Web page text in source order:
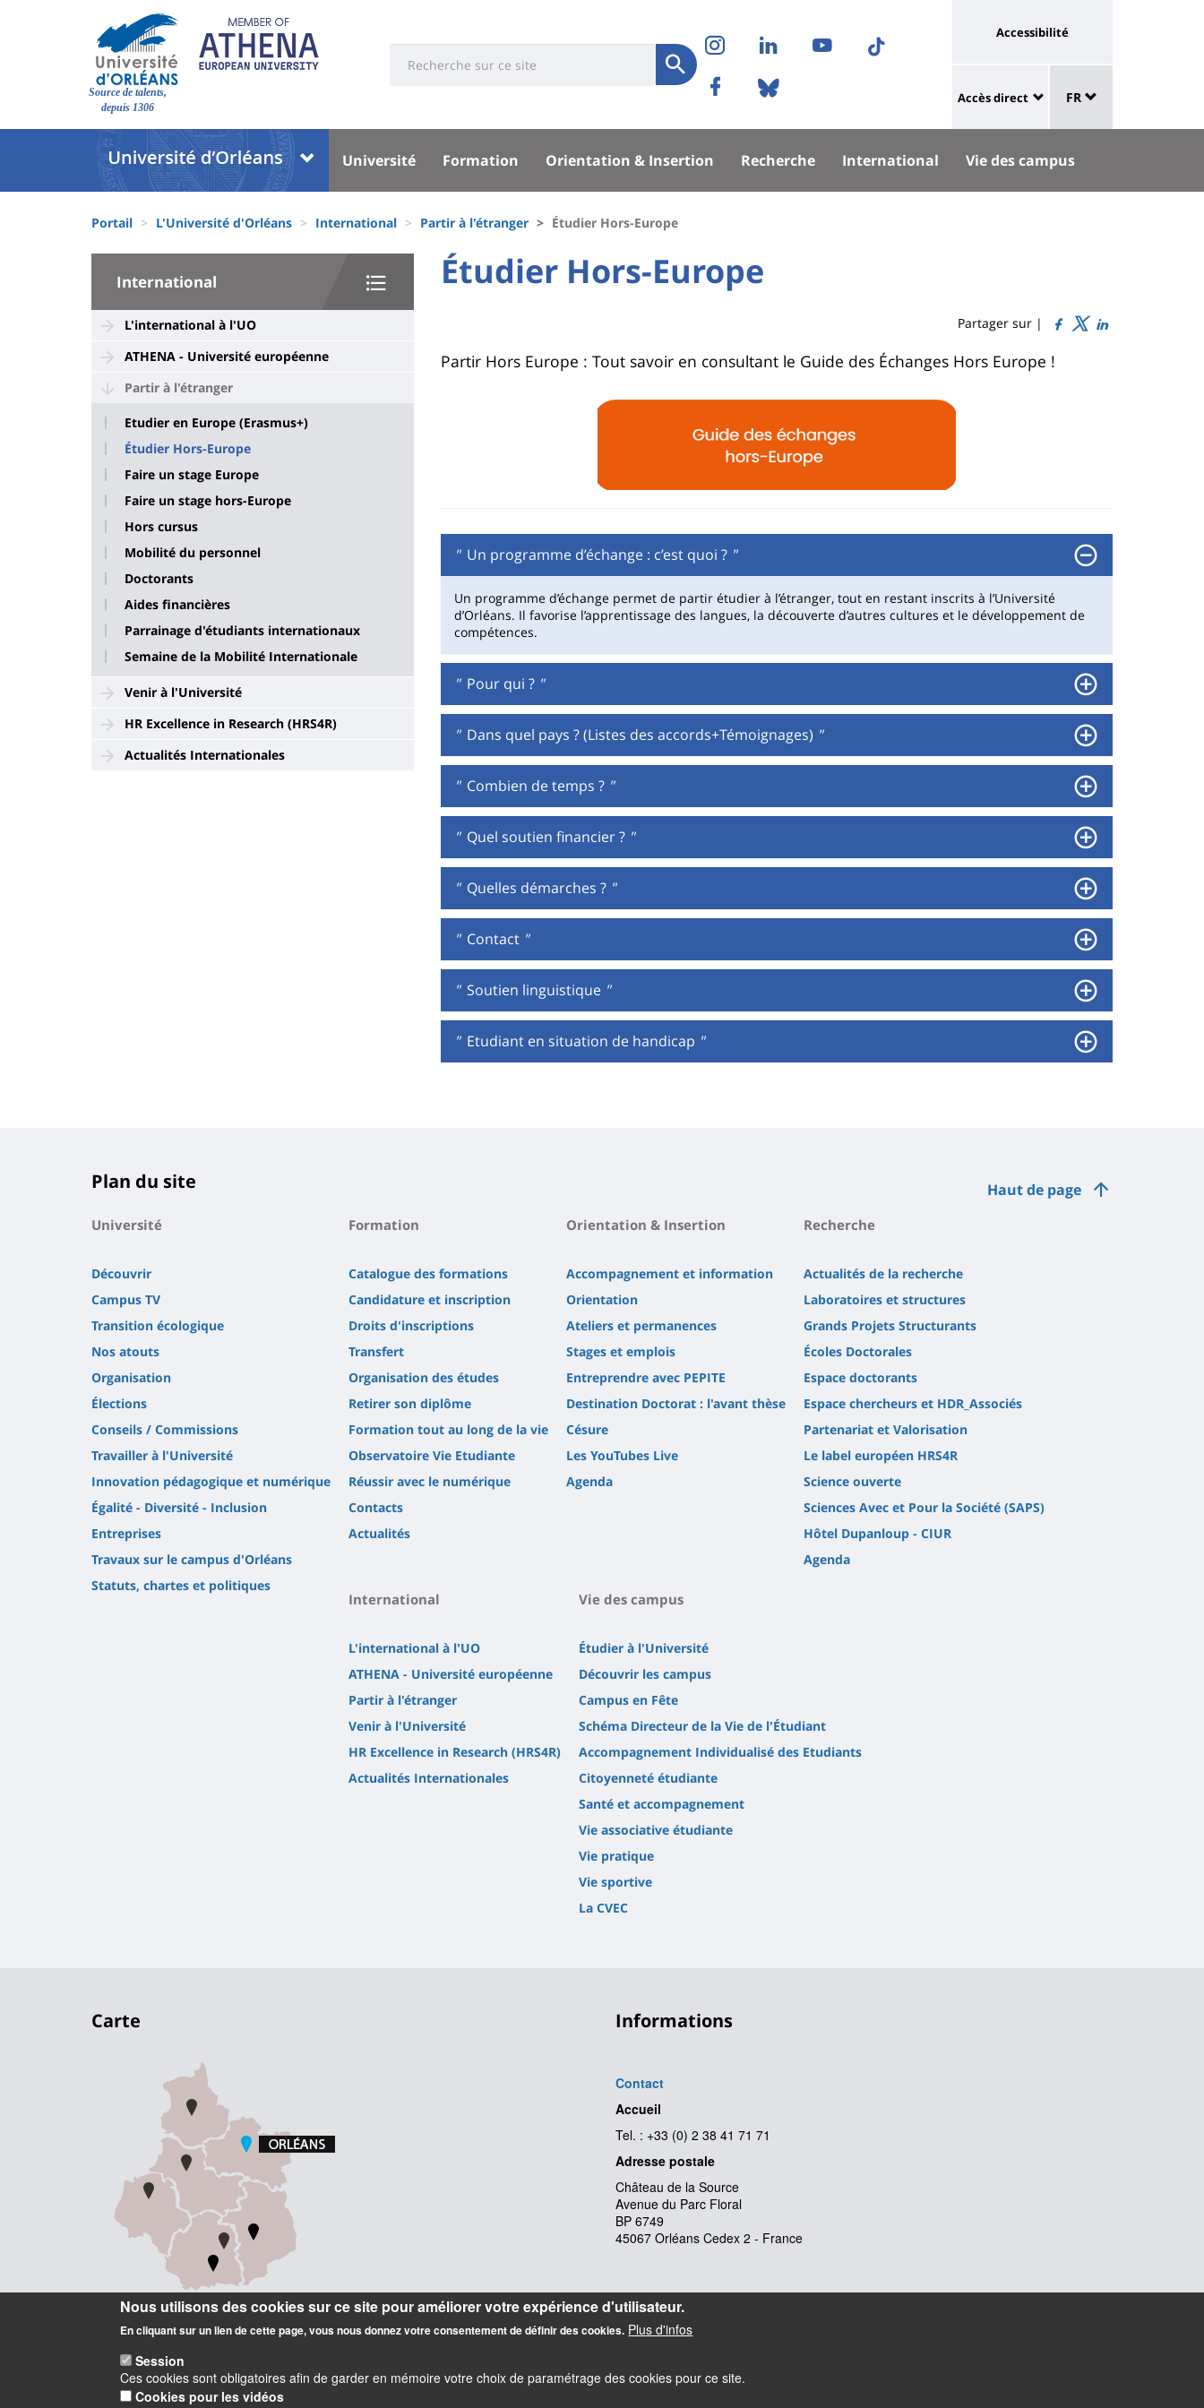
Site
Source de talents,
depuis 1306
Université
Soumettre
Réseaux
sociaux
Instagram
LinkedInYoutubeTikTok
FacebookBluesky
Université
lien
vers
page
accessibilité
Accessibilité
University
:
Shortcut
links
Accès direct de
langue
FR
Université
Block
liste
des
composantes
Menu
principal
Université Formation Orientation & Insertion Recherche International Vie des campus
d'Ariane
Portail L'Université d'Orléans International Partir à l'étranger Étudier Hors-Europe
University
Sidebar
International
L'international à l'UO
ATHENA - Université européenne
Partir à l'étranger
Etudier en Europe (Erasmus+)
Étudier Hors-Europe
Faire un stage Europe
Faire un stage hors-Europe
Hors cursus
Mobilité du personnel
Doctorants
Aides financières
Parrainage d'étudiants internationaux
Semaine de la Mobilité Internationale
Venir à l'Université
HR Excellence in Research (HRS4R)
Actualités Internationales
University
content
Titre
page
Étudier Hors-Europe
Partager sur |
Contenu
Partir Hors Europe : Tout savoir en consultant le Guide des Échanges Hors Europe !
" Un programme d’échange : c’est quoi ?"
Un programme d’échange permet de partir étudier à l’étranger, tout en restant inscrits à l’Université
d’Orléans. Il favorise l’apprentissage des langues, la découverte d’autres cultures et le développement de
compétences.
" Pour qui ?"
" Dans quel pays ? (Listes des accords+Témoignages) "
" Combien de temps ?"
" Quel soutien financier ?"
" Quelles démarches ?"
" Contact"
" Soutien linguistique"
" Etudiant en situation de handicap "
Haut de page
Plan du site
Université
Découvrir
Campus TV
Transition écologique
Nos atouts
Organisation
Élections
Conseils / Commissions
Travailler à l'Université
Innovation pédagogique et numérique
Égalité - Diversité - Inclusion
Entreprises
Travaux sur le campus d'Orléans
Statuts, chartes et politiques
Formation
Catalogue des formations
Candidature et inscription
Droits d'inscriptions
Transfert
Organisation des études
Retirer son diplôme
Formation tout au long de la vie
Observatoire Vie Etudiante
Réussir avec le numérique
Contacts
Actualités
Orientation & Insertion
Accompagnement et information
Orientation
Ateliers et permanences
Stages et emplois
Entreprendre avec PEPITE
Destination Doctorat : l'avant thèse
Césure
Les YouTubes Live
Agenda
Recherche
Actualités de la recherche
Laboratoires et structures
Grands Projets Structurants
Écoles Doctorales
Espace doctorants
Espace chercheurs et HDR_Associés
Partenariat et Valorisation
Le label européen HRS4R
Science ouverte
Sciences Avec et Pour la Société (SAPS)
Hôtel Dupanloup - CIUR
Agenda
International
L'international à l'UO
ATHENA - Université européenne
Partir à l'étranger
Venir à l'Université
HR Excellence in Research (HRS4R)
Actualités Internationales
Vie des campus
Étudier à l'Université
Découvrir les campus
Campus en Fête
Schéma Directeur de la Vie de l'Étudiant
Accompagnement Individualisé des Etudiants
Citoyenneté étudiante
Santé et accompagnement
Vie associative étudiante
Vie pratique
Vie sportive
La CVEC
Carte Informations
Contact
Accueil
Tel. : +33 (0) 2 38 41 71 71
Adresse postale
Château de la Source
Avenue du Parc Floral
BP 6749
45067 Orléans Cedex 2 - France
Nous utilisons des cookies sur ce site pour améliorer votre expérience d'utilisateur.
En cliquant sur un lien de cette page, vous nous donnez votre consentement de définir des cookies. Plus d'infos
Session
Ces cookies sont obligatoires afin de garder en mémoire votre choix de paramétrage des cookies pour ce site.
Cookies pour les vidéos